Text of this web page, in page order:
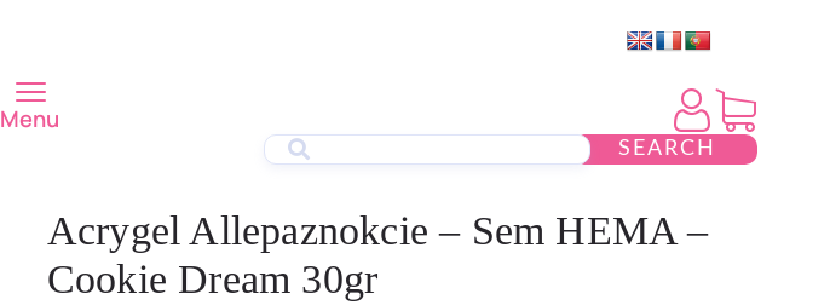
Menu
SEARCH
Acrygel Allepaznokcie – Sem HEMA –
Cookie Dream 30gr